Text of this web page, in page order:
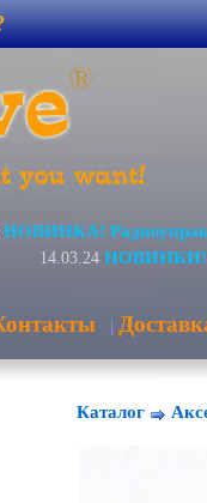
НОВИНКА!
14.03.24 НОВИНКИ!
|
Каталог